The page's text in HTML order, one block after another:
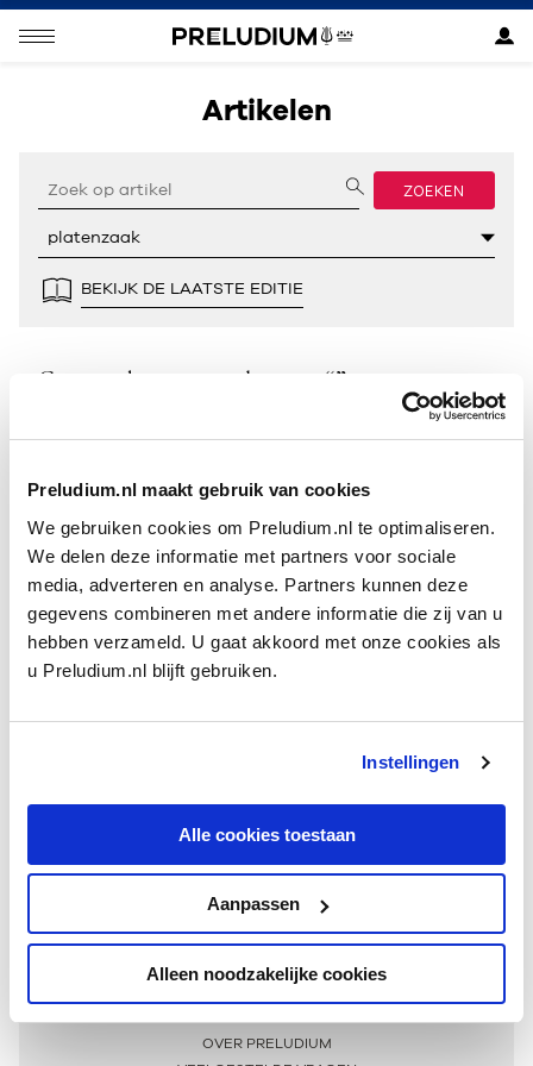
Preludium.nl maakt gebruik van cookies
We gebruiken cookies om Preludium.nl te optimaliseren.
We delen deze informatie met partners voor sociale
media, adverteren en analyse. Partners kunnen deze
gegevens combineren met andere informatie die zij van u
hebben verzameld. U gaat akkoord met onze cookies als
u Preludium.nl blijft gebruiken.
Instellingen
Alle cookies toestaan
Aanpassen
Alleen noodzakelijke cookies
Artikelen
ZOEKEN
BEKIJK DE LAATSTE EDITIE
Geen resultaten gevonden voor “”.
Meer informatie
OVER PRELUDIUM